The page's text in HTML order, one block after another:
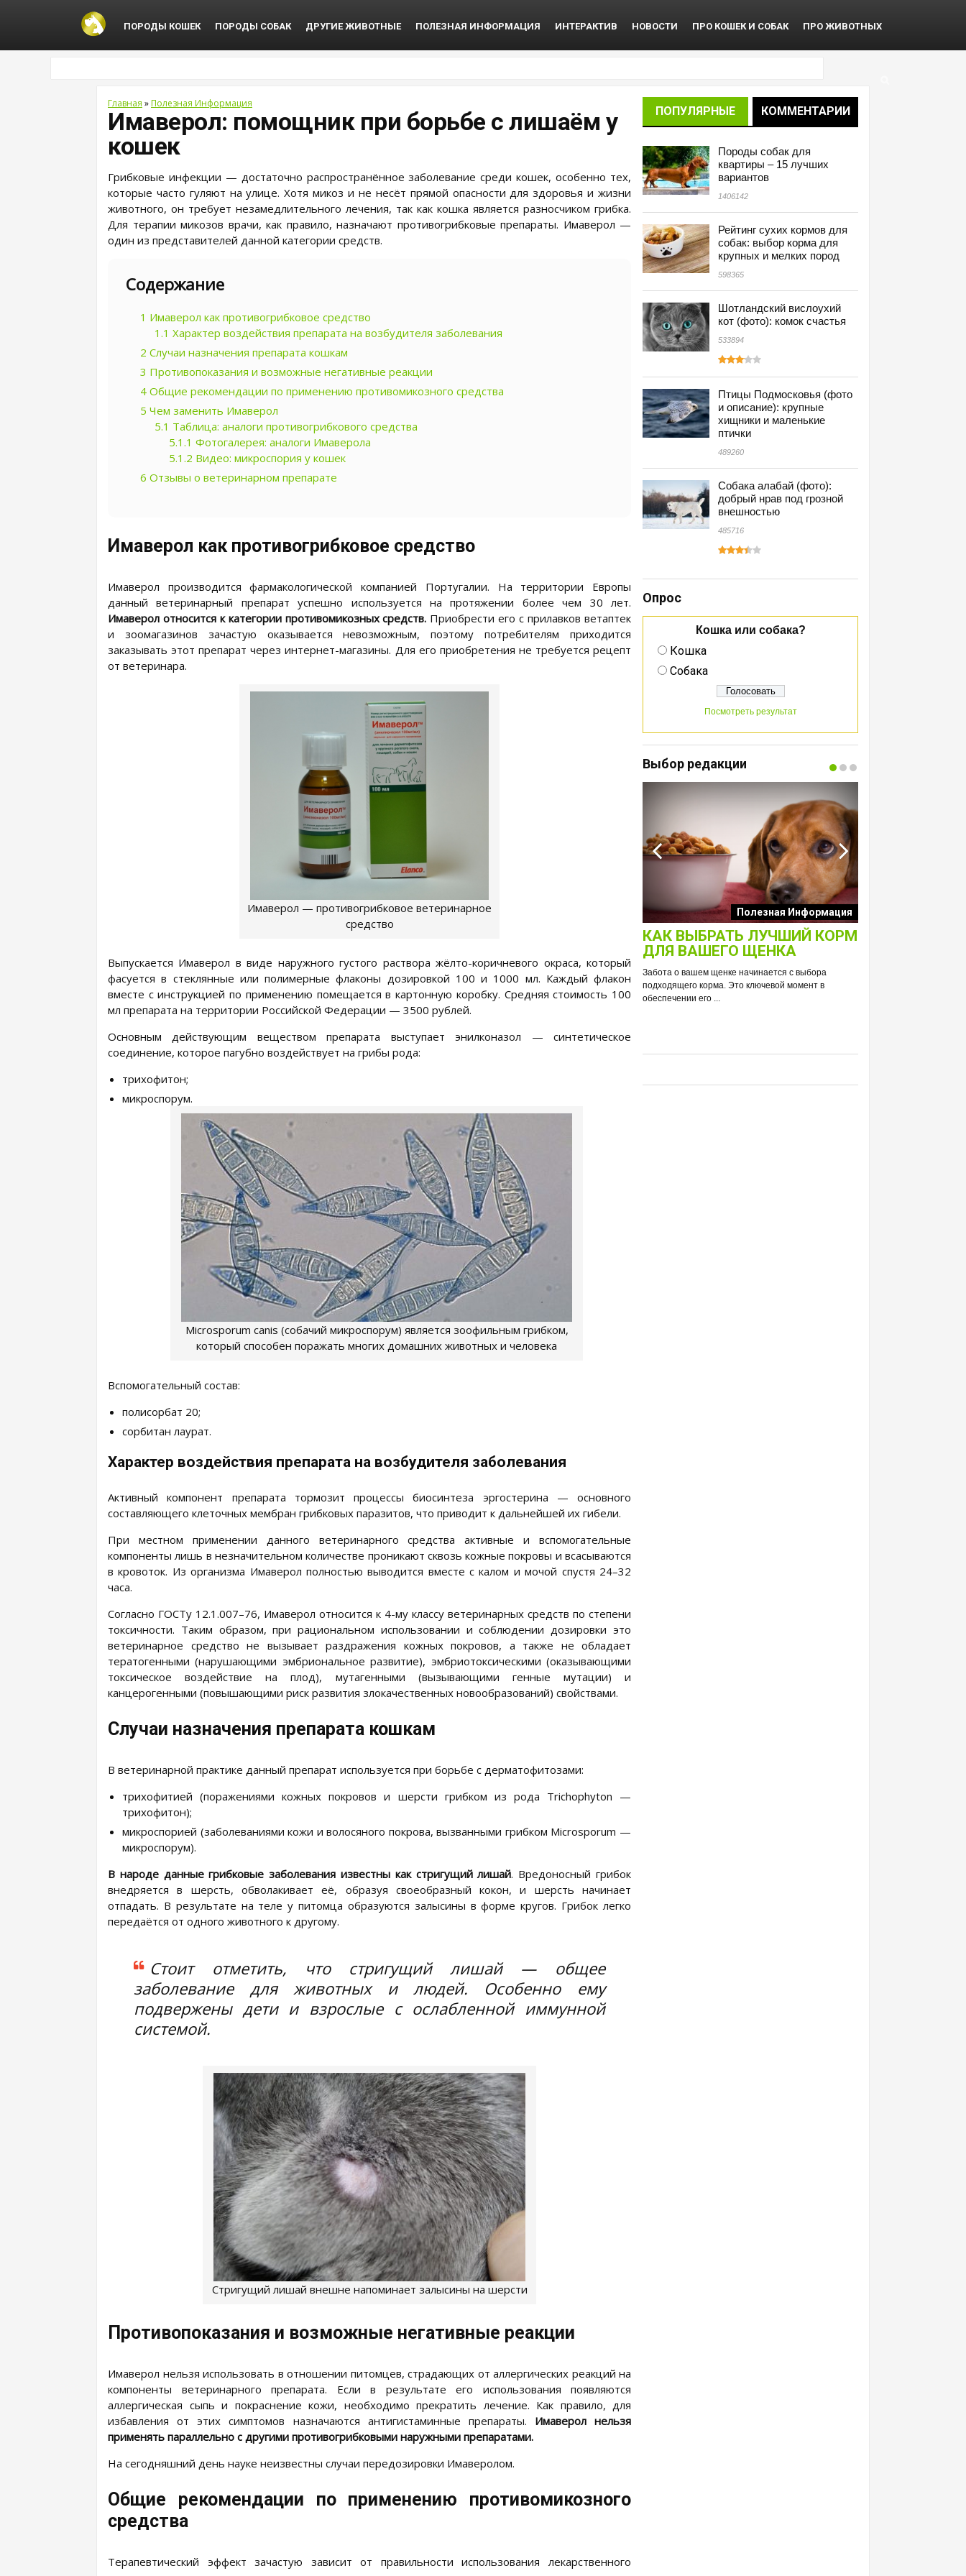
ПОРОДЫ КОШЕК ПОРОДЫ СОБАК ДРУГИЕ ЖИВОТНЫЕ ПОЛЕЗНАЯ ИНФОРМАЦИЯ ИНТЕРАКТИВ НОВОСТИ ПРО КОШЕК И СОБАК ПРО ЖИВОТНЫХ
Главная »Полезная Информация
Имаверол: помощник при борьбе с лишаём у
кошек
Грибковые инфекции — достаточно распространённое заболевание среди кошек, особенно тех,
которые часто гуляют на улице. Хотя микоз и не несёт прямой опасности для здоровья и жизни
животного, он требует незамедлительного лечения, так как кошка является разносчиком грибка.
Для терапии микозов врачи, как правило, назначают противогрибковые препараты. Имаверол —
один из представителей данной категории средств.
Содержание
1 Имаверол как противогрибковое средство
1.1 Характер воздействия препарата на возбудителя заболевания
2 Случаи назначения препарата кошкам
3 Противопоказания и возможные негативные реакции
4 Общие рекомендации по применению противомикозного средства
5 Чем заменить Имаверол
5.1 Таблица: аналоги противогрибкового средства
5.1.1 Фотогалерея: аналоги Имаверола
5.1.2 Видео: микроспория у кошек
6 Отзывы о ветеринарном препарате
Имаверол как противогрибковое средство
Имаверол производится фармакологической компанией Португалии. На территории Европы
данный ветеринарный препарат успешно используется на протяжении более чем 30 лет.
Имаверол относится к категории противомикозных средств. Приобрести его с прилавков ветаптек
и зоомагазинов зачастую оказывается невозможным, поэтому потребителям приходится
заказывать этот препарат через интернет-магазины. Для его приобретения не требуется рецепт
от ветеринара.
Имаверол — противогрибковое ветеринарное
средство
Выпускается Имаверол в виде наружного густого раствора жёлто-коричневого окраса, который
фасуется в стеклянные или полимерные флаконы дозировкой 100 и 1000 мл. Каждый флакон
вместе с инструкцией по применению помещается в картонную коробку. Средняя стоимость 100
мл препарата на территории Российской Федерации — 3500 рублей.
Основным действующим веществом препарата выступает энилконазол — синтетическое
соединение, которое пагубно воздействует на грибы рода:
трихофитон;
микроспорум.
Microsporum canis (собачий микроспорум) является зоофильным грибком,
который способен поражать многих домашних животных и человека
Вспомогательный состав:
полисорбат 20;
сорбитан лаурат.
Характер воздействия препарата на возбудителя заболевания
Активный компонент препарата тормозит процессы биосинтеза эргостерина — основного
составляющего клеточных мембран грибковых паразитов, что приводит к дальнейшей их гибели.
При местном применении данного ветеринарного средства активные и вспомогательные
компоненты лишь в незначительном количестве проникают сквозь кожные покровы и всасываются
в кровоток. Из организма Имаверол полностью выводится вместе с калом и мочой спустя 24–32
часа.
Согласно ГОСТу 12.1.007–76, Имаверол относится к 4-му классу ветеринарных средств по степени
токсичности. Таким образом, при рациональном использовании и соблюдении дозировки это
ветеринарное средство не вызывает раздражения кожных покровов, а также не обладает
тератогенными (нарушающими эмбриональное развитие), эмбриотоксическими (оказывающими
токсическое воздействие на плод), мутагенными (вызывающими генные мутации) и
канцерогенными (повышающими риск развития злокачественных новообразований) свойствами.
Случаи назначения препарата кошкам
В ветеринарной практике данный препарат используется при борьбе с дерматофитозами:
трихофитией (поражениями кожных покровов и шерсти грибком из рода Trichophyton —
трихофитон);
микроспорией (заболеваниями кожи и волосяного покрова, вызванными грибком Microsporum —
микроспорум).
В народе данные грибковые заболевания известны как стригущий лишай. Вредоносный грибок
внедряется в шерсть, обволакивает её, образуя своеобразный кокон, и шерсть начинает
отпадать. В результате на теле у питомца образуются залысины в форме кругов. Грибок легко
передаётся от одного животного к другому.
Стоит отметить, что стригущий лишай — общее
заболевание для животных и людей. Особенно ему
подвержены дети и взрослые с ослабленной иммунной
системой.
Стригущий лишай внешне напоминает залысины на шерсти
Противопоказания и возможные негативные реакции
Имаверол нельзя использовать в отношении питомцев, страдающих от аллергических реакций на
компоненты ветеринарного препарата. Если в результате его использования появляются
аллергическая сыпь и покраснение кожи, необходимо прекратить лечение. Как правило, для
избавления от этих симптомов назначаются антигистаминные препараты. Имаверол нельзя
применять параллельно с другими противогрибковыми наружными препаратами.
На сегодняшний день науке неизвестны случаи передозировки Имаверолом.
Общие рекомендации по применению противомикозного
средства
Терапевтический эффект зачастую зависит от правильности использования лекарственного
ПОПУЛЯРНЫЕ КОММЕНТАРИИ
Породы собак для
квартиры – 15 лучших
вариантов
1406142
Рейтинг сухих кормов для
собак: выбор корма для
крупных и мелких пород
598365
Шотландский вислоухий
кот (фото): комок счастья
533894
Птицы Подмосковья (фото
и описание): крупные
хищники и маленькие
птички
489260
Собака алабай (фото):
добрый нрав под грозной
внешностью
485716
Опрос
Кошка или собака?
Кошка
Собака
Посмотреть результат
Выбор редакции
Интересные подборки про кошек и
собак
ИЗУЧАЕМ СОСТАВ НОВОГО
ПРЕМИУМ-БРЕНДА
Основа здоровья и долголетия собаки – правильное
и сбалансированное питание. Главная задача ...
Полезная Информация
КАК ВЫБРАТЬ ЛУЧШИЙ КОРМ
ДЛЯ ВАШЕГО ЩЕНКА
Забота о вашем щенке начинается с выбора
подходящего корма. Это ключевой момент в
обеспечении его ...